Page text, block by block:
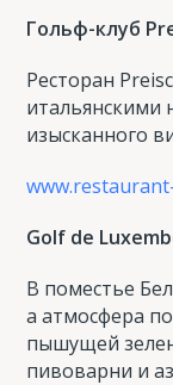
Гольф-клуб
Ресторан
итальянскими
изысканного
Golf de
В поместье
а атмосфера
пышущей
пивоварни и